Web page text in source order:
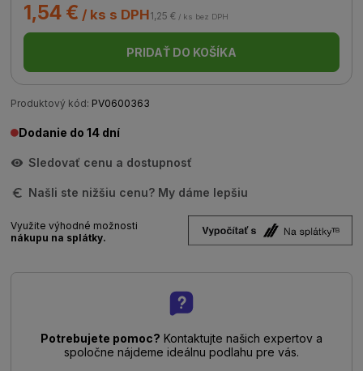
1,54 € / ks s DPH1,25 € / ks bez DPH
PRIDAŤ DO KOŠÍKA
Produktový kód: PV0600363
Dodanie do 14 dní
Sledovať cenu a dostupnosť
Našli ste nižšiu cenu? My dáme lepšiu
Využite výhodné možnosti
nákupu na splátky.
Potrebujete pomoc? Kontaktujte našich expertov a
spoločne nájdeme ideálnu podlahu pre vás.